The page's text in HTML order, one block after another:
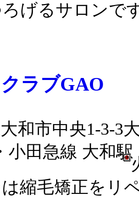
ろげるサロンで
ラブGAO
和市中央1-3-3
小田急線 大和駅
縮毛矯正をリ